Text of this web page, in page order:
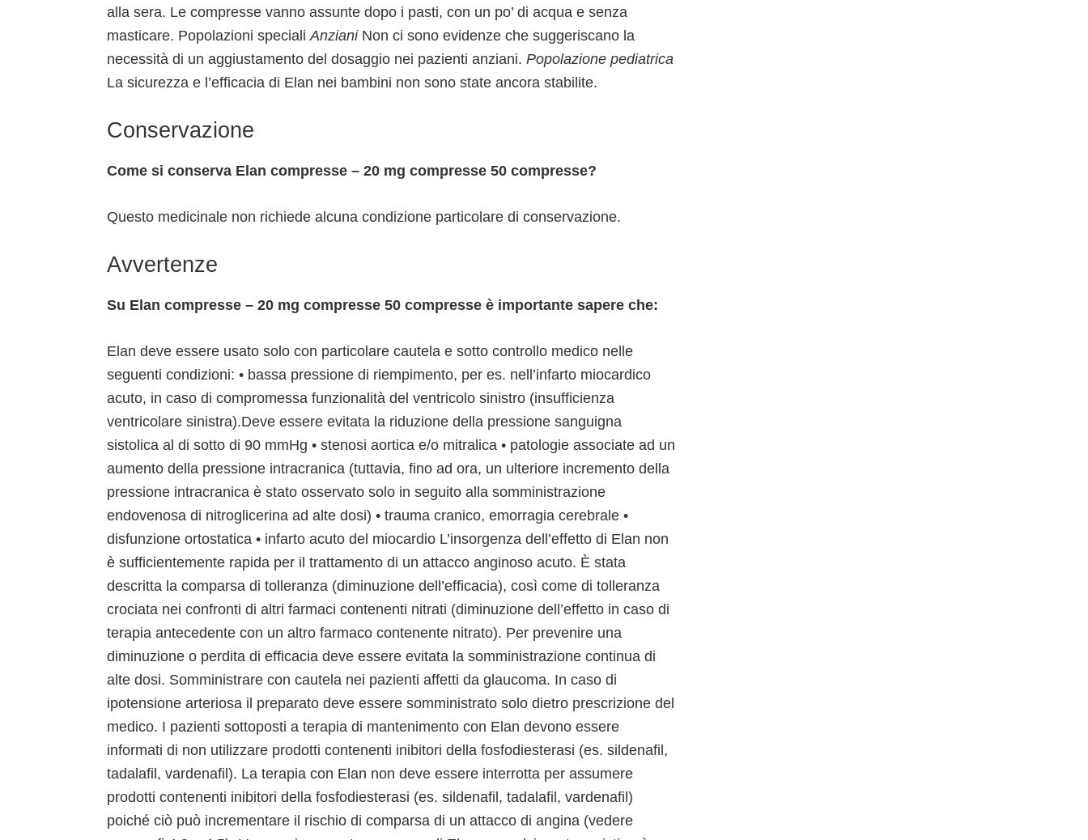
alla sera. Le compresse vanno assunte dopo i pasti, con un po’ di acqua e senza
masticare. Popolazioni speciali AnzianiNon ci sono evidenze che suggeriscano la
necessità di un aggiustamento del dosaggio nei pazienti anziani. Popolazione pediatrica
La sicurezza e l’efficacia di Elan nei bambini non sono state ancora stabilite.
Conservazione
Come si conserva Elan compresse – 20 mg compresse 50 compresse?
Questo medicinale non richiede alcuna condizione particolare di conservazione.
Avvertenze
Su Elan compresse – 20 mg compresse 50 compresse è importante sapere che:
Elan deve essere usato solo con particolare cautela e sotto controllo medico nelle
seguenti condizioni: • bassa pressione di riempimento, per es. nell’infarto miocardico
acuto, in caso di compromessa funzionalità del ventricolo sinistro (insufficienza
ventricolare sinistra).Deve essere evitata la riduzione della pressione sanguigna
sistolica al di sotto di 90 mmHg • stenosi aortica e/o mitralica • patologie associate ad un
aumento della pressione intracranica (tuttavia, fino ad ora, un ulteriore incremento della
pressione intracranica è stato osservato solo in seguito alla somministrazione
endovenosa di nitroglicerina ad alte dosi) • trauma cranico, emorragia cerebrale •
disfunzione ortostatica • infarto acuto del miocardio L’insorgenza dell’effetto di Elan non
è sufficientemente rapida per il trattamento di un attacco anginoso acuto. È stata
descritta la comparsa di tolleranza (diminuzione dell’efficacia), così come di tolleranza
crociata nei confronti di altri farmaci contenenti nitrati (diminuzione dell’effetto in caso di
terapia antecedente con un altro farmaco contenente nitrato). Per prevenire una
diminuzione o perdita di efficacia deve essere evitata la somministrazione continua di
alte dosi. Somministrare con cautela nei pazienti affetti da glaucoma. In caso di
ipotensione arteriosa il preparato deve essere somministrato solo dietro prescrizione del
medico. I pazienti sottoposti a terapia di mantenimento con Elan devono essere
informati di non utilizzare prodotti contenenti inibitori della fosfodiesterasi (es. sildenafil,
tadalafil, vardenafil). La terapia con Elan non deve essere interrotta per assumere
prodotti contenenti inibitori della fosfodiesterasi (es. sildenafil, tadalafil, vardenafil)
poiché ciò può incrementare il rischio di comparsa di un attacco di angina (vedere